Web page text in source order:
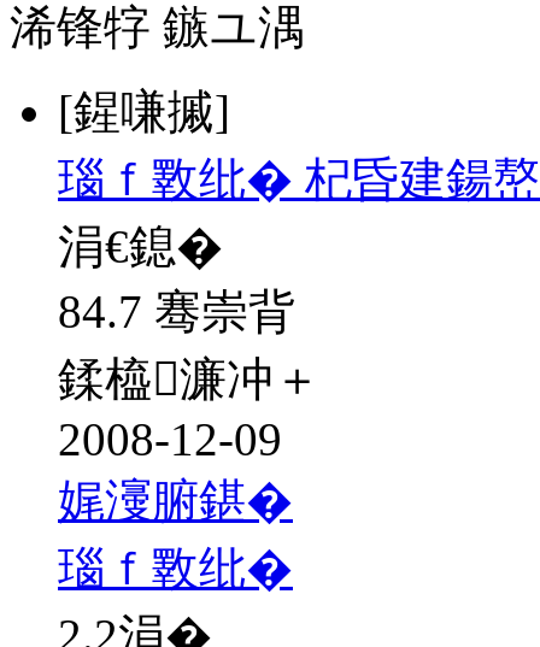
浠锋牸 鏃ユ湡
[鍟嗛摵]
瑙ｆ斁纰� 杞昏建鍚
涓€鎴�
84.7 骞崇背
鍒橀濂冲＋
2008-12-09
娓濅腑鍖�
瑙ｆ斁纰�
2.2涓�